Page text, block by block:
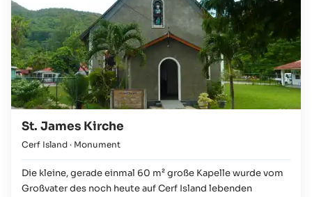
Schnorchelanfänger spielend leicht zu meistern.
St. James Kirche
Cerf Island · Monument
Die kleine, gerade einmal 60 m² große Kapelle wurde vom
Großvater des noch heute auf Cerf Island lebenden